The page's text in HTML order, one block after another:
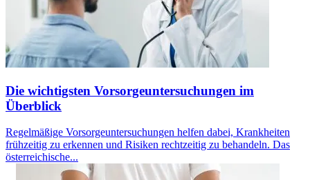
Die wichtigsten Vorsorgeuntersuchungen im
Überblick
Regelmäßige Vorsorgeuntersuchungen helfen dabei, Krankheiten
frühzeitig zu erkennen und Risiken rechtzeitig zu behandeln. Das
österreichische...